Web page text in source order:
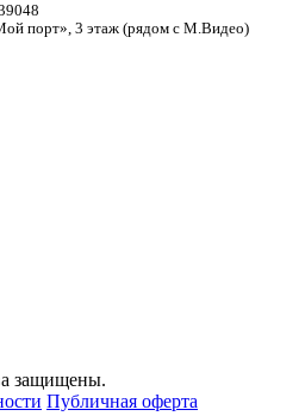
порт», 3 этаж (рядом с М.Видео)
защищены.
Публичная оферта